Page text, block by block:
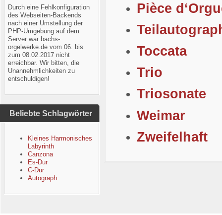
Durch eine Fehlkonfiguration
des Webseiten-Backends
nach einer Umstellung der
PHP-Umgebung auf dem
Server war bachs-
orgelwerke.de vom 06. bis
zum 08.02.2017 nicht
erreichbar. Wir bitten, die
Unannehmlichkeiten zu
entschuldigen!
Beliebte Schlagwörter
Kleines Harmonisches
Labyrinth
Canzona
Es-Dur
C-Dur
Autograph
Pièce
Toccata
Trio
Triosonate
Weimar
Zweifelhaft